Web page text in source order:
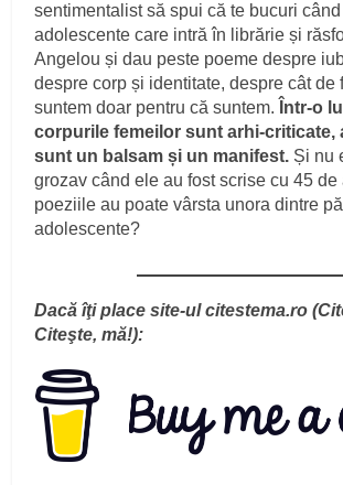
sentimentalist să spui că te bucuri
adolescente care intră în librărie și
Angelou și dau peste poeme despre
despre corp și identitate, despre cât de
suntem doar pentru că suntem. Într-o
corpurile femeilor sunt arhi-criticate,
sunt un balsam și un manifest. Și nu
grozav când ele au fost scrise cu 45 de
poeziile au poate vârsta unora dintre
adolescente?
Dacă îţi place site-ul citestema.ro
Citeşte, mă!):